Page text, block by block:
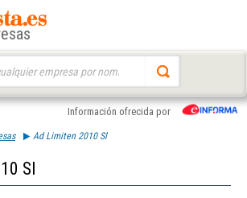
Información ofrecida por
Ad Limiten 2010 Sl
Sl